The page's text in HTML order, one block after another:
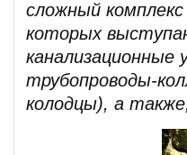
сложный
которых
канализационные
трубопроводы-
колодцы), а